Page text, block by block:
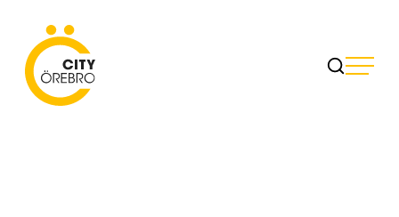
content
City Örebro